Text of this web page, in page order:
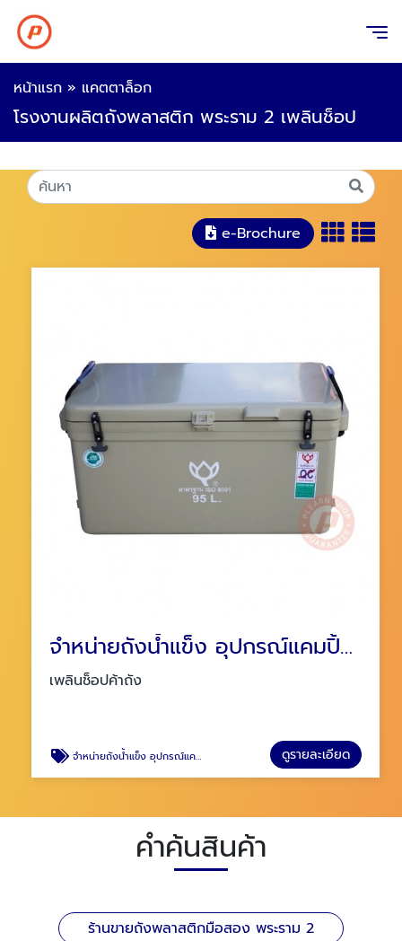
หน้าแรก » แคตตาล็อก
โรงงานผลิตถังพลาสติก พระราม 2 เพลินช็อป
e-Brochure
จำหน่ายถังน้ำแข็ง อุปกรณ์แคมปิ้ง พระราม2
เพลินช็อปค้าถัง
จำหน่ายถังน้ำแข็ง อุปกรณ์แคมปิ้ง พระราม2 ดูรายละเอียด
คำค้นสินค้า
ร้านขายถังพลาสติกมือสอง พระราม 2